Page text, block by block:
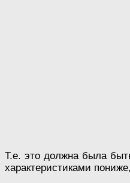
Т.е. это должна была
характеристиками